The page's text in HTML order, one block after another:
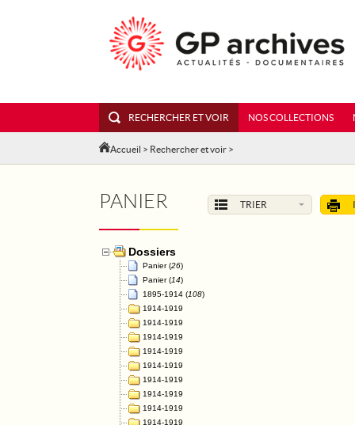
RECHERCHER ET VOIR NOS COLLECTIONS
Accueil > Rechercher et voir >
PANIER TRIER